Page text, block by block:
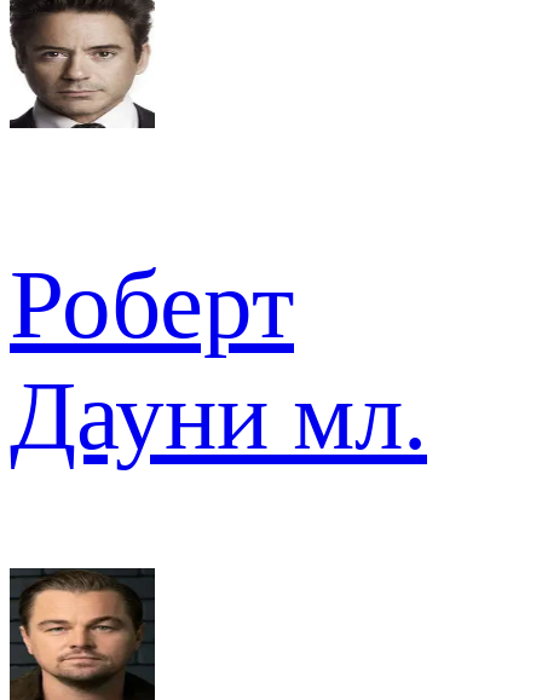
Роберт
Дауни мл.